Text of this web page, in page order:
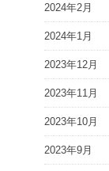
2024年2月
2024年1月
2023年12月
2023年11月
2023年10月
2023年9月